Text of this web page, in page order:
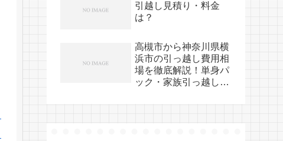
引越し見積り・料金
は？
高槻市から神奈川県横
浜市の引っ越し費用相
場を徹底解説！単身パ
ック・家族引っ越し料